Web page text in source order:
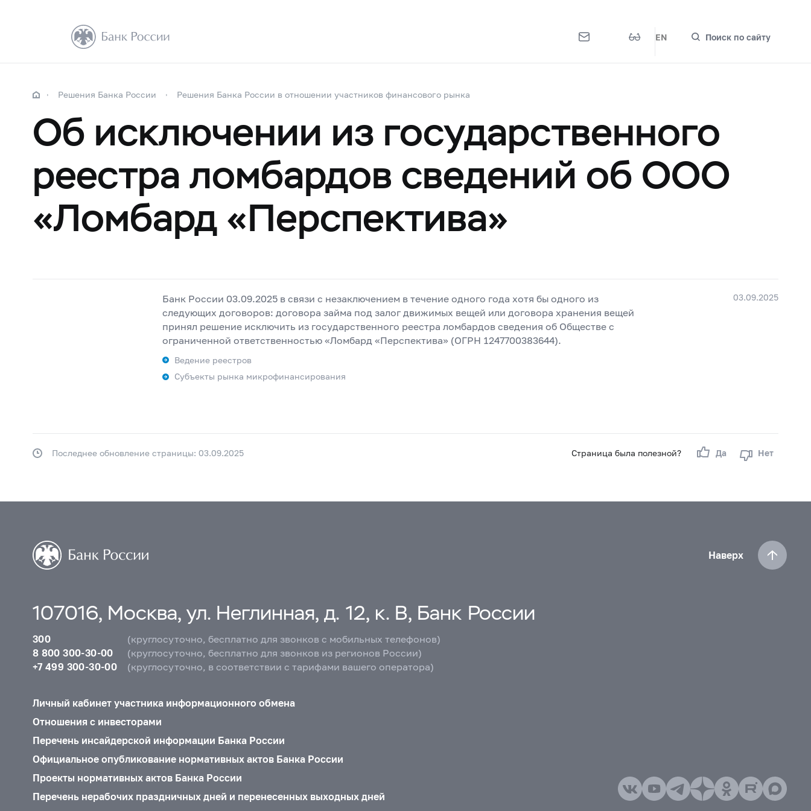
EN Поиск по сайту
Решения Банка России Решения Банка России в отношении участников финансового рынка
Об исключении из государственного
реестра ломбардов сведений об ООО
«Ломбард «Перспектива»
03.09.2025
Банк России 03.09.2025 в связи с незаключением в течение одного года хотя бы одного из
следующих договоров: договора займа под залог движимых вещей или договора хранения вещей
принял решение исключить из государственного реестра ломбардов сведения об Обществе с
ограниченной ответственностью «Ломбард «Перспектива» (ОГРН 1247700383644).
Ведение реестров
Субъекты рынка микрофинансирования
Страница была полезной? Да Нет
Последнее обновление страницы: 03.09.2025
Наверх
107016, Москва, ул. Неглинная, д. 12, к. В, Банк России
300
(круглосуточно, бесплатно для звонков с мобильных телефонов)
8 800 300-30-00
(круглосуточно, бесплатно для звонков из регионов России)
+7 499 300-30-00
(круглосуточно, в соответствии с тарифами вашего оператора)
Личный кабинет участника информационного обмена
Отношения с инвесторами
Перечень инсайдерской информации Банка России
Официальное опубликование нормативных актов Банка России
Проекты нормативных актов Банка России
Перечень нерабочих праздничных дней и перенесенных выходных дней